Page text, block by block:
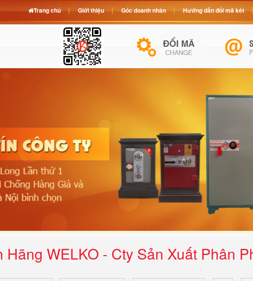
Hãng WELKO - Cty Sản Xuất Phân
Trang chủ Giới thiệu Góc doanh nhân Hướng dẫn đổi mã két